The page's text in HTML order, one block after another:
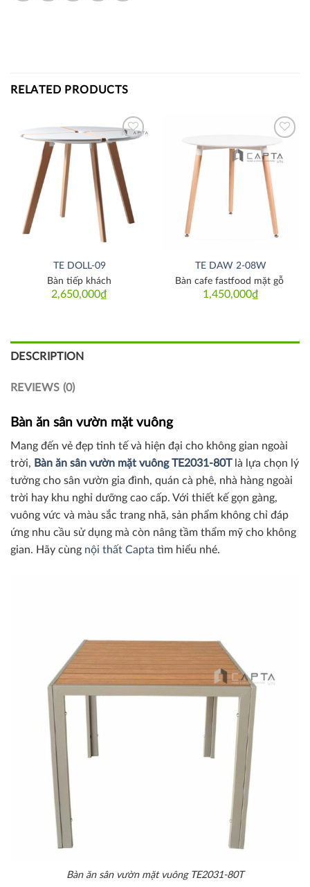
RELATED PRODUCTS
TE DOLL-09
2,650,000₫
Bàn tiếp khách
Thích
TE DAW 2-08W
1,450,000₫
Bàn cafe fastfood mặt gỗ
DESCRIPTION
REVIEWS (0)
Bàn ăn sân vườn mặt vuông
Mang đến vẻ đẹp tinh tế và hiện đại cho không gian ngoài
trời, Bàn ăn sân vườn mặt vuông TE2031-80Tlà lựa chọn lý
tưởng cho sân vườn gia đình, quán cà phê, nhà hàng ngoài
trời hay khu nghỉ dưỡng cao cấp. Với thiết kế gọn gàng,
vuông vức và màu sắc trang nhã, sản phẩm không chỉ đáp
ứng nhu cầu sử dụng mà còn nâng tầm thẩm mỹ cho không
gian. Hãy cùng nội thất Capta tìm hiểu nhé.
Bàn ăn sân vườn mặt vuông TE2031-80T